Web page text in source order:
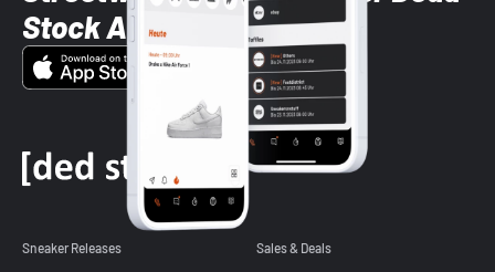
Stock App
Sneaker Releases Sales & Deals